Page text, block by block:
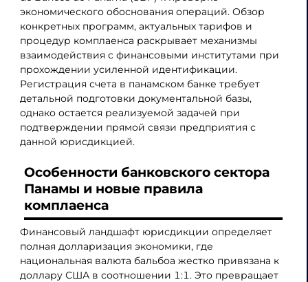
экономического обоснования операций. Обзор
конкретных программ, актуальных тарифов и
процедур комплаенса раскрывает механизмы
взаимодействия с финансовыми институтами при
прохождении усиленной идентификации.
Регистрация счета в панамском банке требует
детальной подготовки документальной базы,
однако остается реализуемой задачей при
подтверждении прямой связи предприятия с
данной юрисдикцией.
Особенности банковского сектора
Панамы и новые правила
комплаенса
Финансовый ландшафт юрисдикции определяет
полная долларизация экономики, где
национальная валюта бальбоа жестко привязана к
доллару США в соотношении 1:1. Это превращает